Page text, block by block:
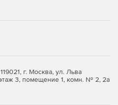
г. Москва, ул. Льва
3, помещение 1, комн. № 2, 2а